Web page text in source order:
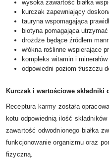
wysoka zawartość białka
kurczak zapewniający
tauryna wspomagająca
biotyna pomagająca
drożdże będące źródłem
włókna roślinne wspierające
kompleks witamin i
odpowiedni poziom tłuszczu
Kurczak i wartościowe składniki
Receptura karmy została
kotu odpowiednią ilość
zawartość odwodnionego białka
funkcjonowanie organizmu oraz
fizyczną.